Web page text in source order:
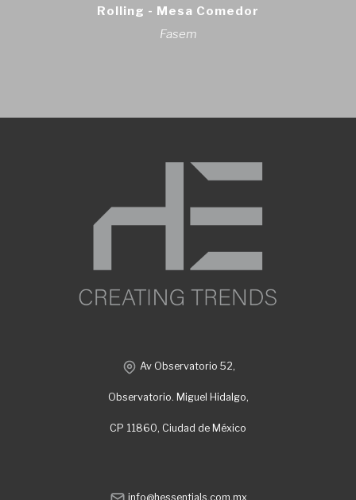
Rolling - Mesa Comedor
Fasem
Av Observatorio 52,
Observatorio. Miguel Hidalgo,
CP 11860, Ciudad de México
info@hessentials.com.mx